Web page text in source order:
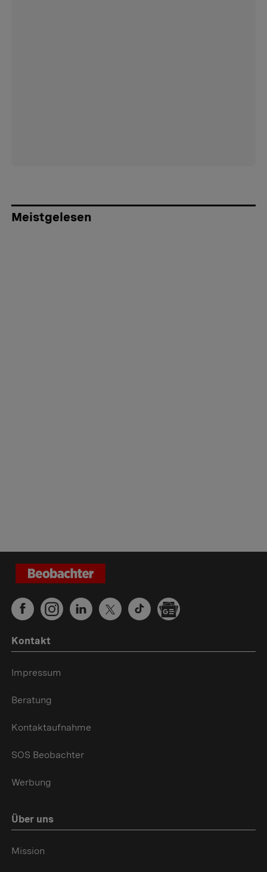
Meistgelesen
Kontakt
Impressum
Beratung
Kontaktaufnahme
SOS Beobachter
Werbung
Über uns
Mission